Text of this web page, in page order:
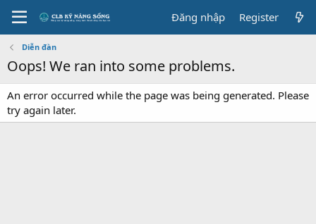
Đăng nhập Register
Diễn đàn
Oops! We ran into some problems.
An error occurred while the page was being generated. Please
try again later.